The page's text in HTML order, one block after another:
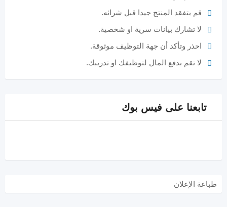
قم بتفقد المنتج جيدا قبل شرائه.
لا تشارك بيانات سرية او شخصية.
احذر وتأكد أن جهة التوظيف موثوقة.
لا تقم بدفع المال لتوظيفك او تدريبك.
تابعنا على فيس بوك
طباعة الإعلان